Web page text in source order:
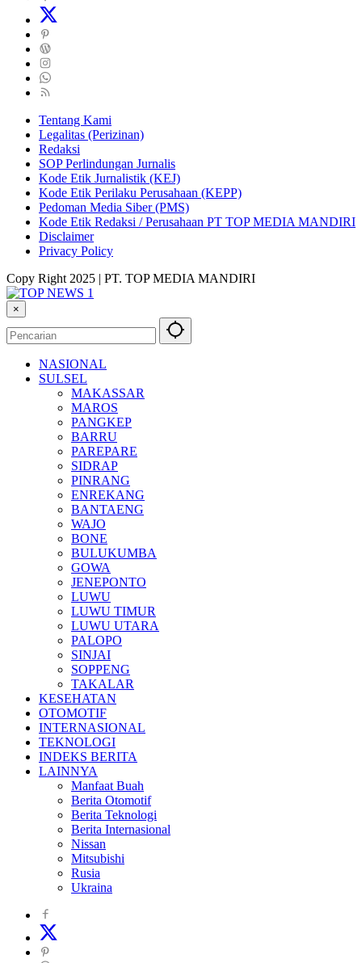
Tentang Kami
Legalitas (Perizinan)
Redaksi
SOP Perlindungan Jurnalis
Kode Etik Jurnalistik (KEJ)
Kode Etik Perilaku Perusahaan (KEPP)
Pedoman Media Siber (PMS)
Kode Etik Redaksi / Perusahaan PT TOP MEDIA MANDIRI
Disclaimer
Privacy Policy
Copy Right 2025 | PT. TOP MEDIA MANDIRI
×
NASIONAL
SULSEL
MAKASSAR
MAROS
PANGKEP
BARRU
PAREPARE
SIDRAP
PINRANG
ENREKANG
BANTAENG
WAJO
BONE
BULUKUMBA
GOWA
JENEPONTO
LUWU
LUWU TIMUR
LUWU UTARA
PALOPO
SINJAI
SOPPENG
TAKALAR
KESEHATAN
OTOMOTIF
INTERNASIONAL
TEKNOLOGI
INDEKS BERITA
LAINNYA
Manfaat Buah
Berita Otomotif
Berita Teknologi
Berita Internasional
Nissan
Mitsubishi
Rusia
Ukraina